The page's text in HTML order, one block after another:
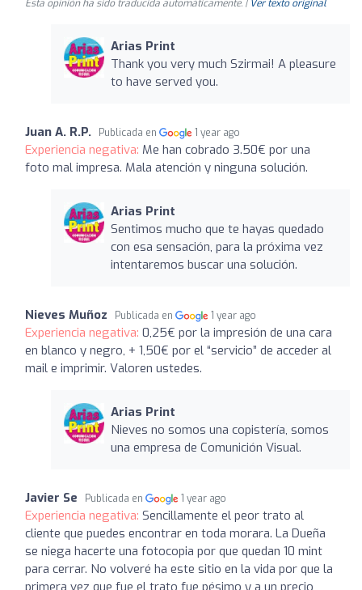
Esta opinión ha sido traducida automáticamente. | Ver texto original
Arias Print
Thank you very much Szirmai! A pleasure
to have served you.
Juan A. R.P. Publicada en 1 year ago
Experiencia negativa: Me han cobrado 3.50€ por una
foto mal impresa. Mala atención y ninguna solución.
Arias Print
Sentimos mucho que te hayas quedado
con esa sensación, para la próxima vez
intentaremos buscar una solución.
Nieves Muñoz Publicada en 1 year ago
Experiencia negativa: 0,25€ por la impresión de una cara
en blanco y negro, + 1,50€ por el “servicio” de acceder al
mail e imprimir. Valoren ustedes.
Arias Print
Nieves no somos una copistería, somos
una empresa de Comunición Visual.
Javier Se Publicada en 1 year ago
Experiencia negativa: Sencillamente el peor trato al
cliente que puedes encontrar en toda morara. La Dueña
se niega hacerte una fotocopia por que quedan 10 mint
para cerrar. No volveré ha este sitio en la vida por que la
primera vez que fue el trato fue pésimo y a un precio